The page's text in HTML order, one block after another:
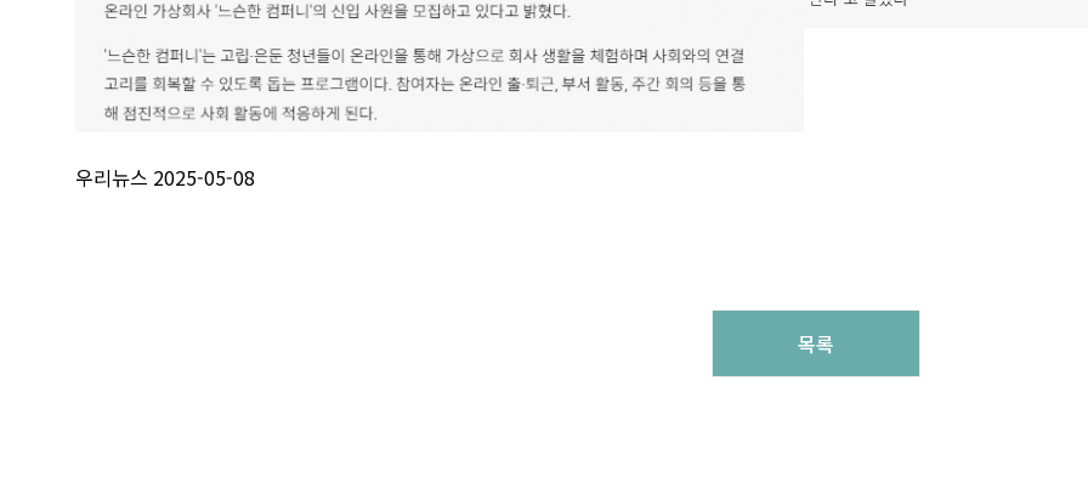
우리뉴스 2025-05-08
목록